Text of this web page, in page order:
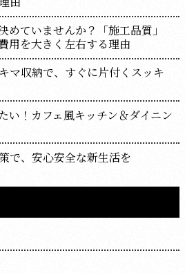
めていませんか？「施工品質」
用を大きく左右する理由
マ収納で、すぐに片付くスッキ
い！カフェ風キッチン＆ダイニン
で、安心安全な新生活を